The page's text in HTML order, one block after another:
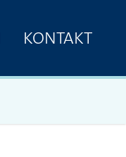
KONTAKT